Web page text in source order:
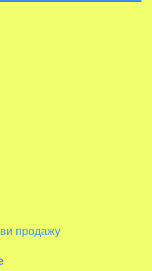
продажу